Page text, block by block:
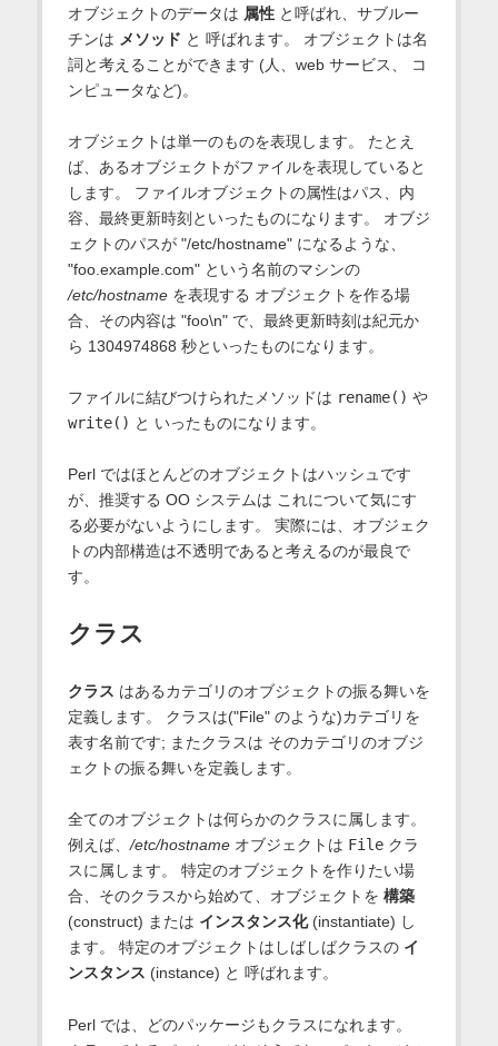
オブジェクトのデータは 属性と呼ばれ、サブルー
チンは メソッド と 呼ばれます。 オブジェクトは名
詞と考えることができます (人、web サービス、 コ
ンピュータなど)。
オブジェクトは単一のものを表現します。 たとえ
ば、あるオブジェクトがファイルを表現していると
します。 ファイルオブジェクトの属性はパス、内
容、最終更新時刻といったものになります。 オブジ
ェクトのパスが "/etc/hostname" になるような、
"foo.example.com" という名前のマシンの
/etc/hostnameを表現する オブジェクトを作る場
合、その内容は "foo\n" で、最終更新時刻は紀元か
ら 1304974868 秒といったものになります。
ファイルに結びつけられたメソッドは rename() や
write() と いったものになります。
Perl ではほとんどのオブジェクトはハッシュです
が、推奨する OO システムは これについて気にす
る必要がないようにします。 実際には、オブジェク
トの内部構造は不透明であると考えるのが最良で
す。
クラス
クラス はあるカテゴリのオブジェクトの振る舞いを
定義します。 クラスは("File" のような)カテゴリを
表す名前です; またクラスは そのカテゴリのオブジ
ェクトの振る舞いを定義します。
全てのオブジェクトは何らかのクラスに属します。
例えば、/etc/hostnameオブジェクトは Fileクラ
スに属します。 特定のオブジェクトを作りたい場
合、そのクラスから始めて、オブジェクトを 構築
(construct) または インスタンス化(instantiate) し
ます。 特定のオブジェクトはしばしばクラスの イ
ンスタンス (instance) と 呼ばれます。
Perl では、どのパッケージもクラスになれます。